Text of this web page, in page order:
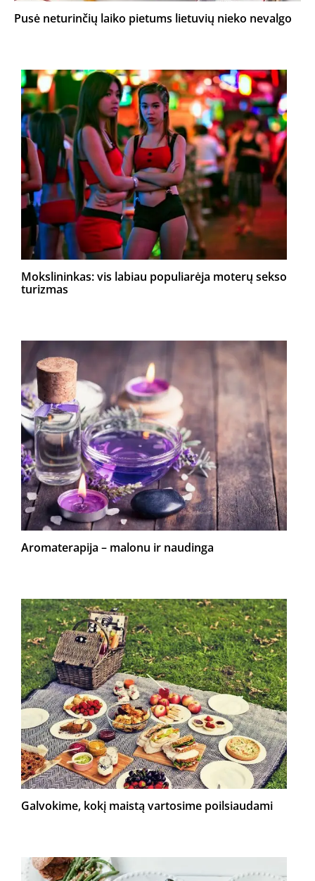
Pusė neturinčių laiko pietums lietuvių nieko nevalgo
Mokslininkas: vis labiau populiarėja moterų sekso
turizmas
Aromaterapija – malonu ir naudinga
Galvokime, kokį maistą vartosime poilsiaudami